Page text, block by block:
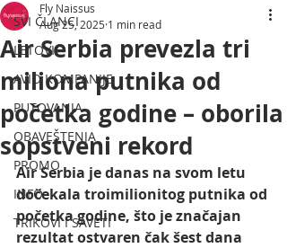
SVI ČLANCI
LETOVI
AVIO KOMPANIJE
PUTOVANJA
OBAVEŠTENJA
PROMO
INFO
TRIKOVI I SAVETI
Air Serbia prevezla tri
miliona putnika od
početka godine – oborila
sopstveni rekord
Fly Naissus
Aug 25, 2025 1 min read
Air Serbia je danas na svom letu
dočekala troimilionitog putnika od
početka godine, što je značajan
rezultat ostvaren čak šest dana